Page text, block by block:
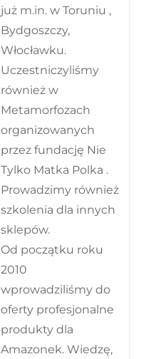
już m.in. w Toruniu ,
Bydgoszczy,
Włocławku.
Uczestniczyliśmy
również w
Metamorfozach
organizowanych
przez fundację Nie
Tylko Matka Polka .
Prowadzimy również
szkolenia dla innych
sklepów.
Od początku roku
2010
wprowadziliśmy do
oferty profesjonalne
produkty dla
Amazonek. Wiedzę,